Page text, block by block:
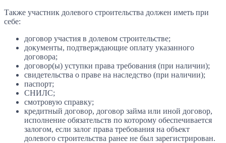
Также участник долевого строительства должен иметь при
себе:
договор участия в долевом строительстве;
документы, подтверждающие оплату указанного
договора;
договор(ы) уступки права требования (при наличии);
свидетельства о праве на наследство (при наличии);
паспорт;
СНИЛС;
смотровую справку;
кредитный договор, договор займа или иной договор,
исполнение обязательств по которому обеспечивается
залогом, если залог права требования на объект
долевого строительства ранее не был зарегистрирован.